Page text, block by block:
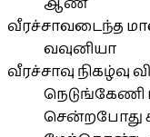
வீரச்சாவடைந்த
வவுனியா
வீரச்சாவு நிகழ்வு
நெடுங்கேணி
சென்றபோது